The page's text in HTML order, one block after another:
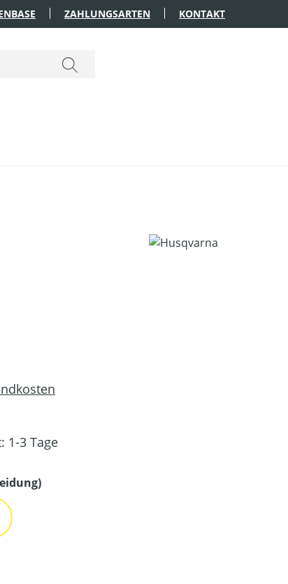
ZAHLUNGSARTEN KONTAKT
1-3 Tage
auswählen